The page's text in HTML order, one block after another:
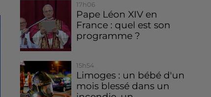
17h06
Pape Léon XIV en
France : quel est son
programme ?
15h54
Limoges : un bébé d'un
mois blessé dans un